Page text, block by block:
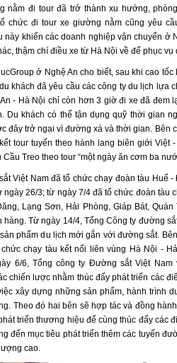
nằm đi tour đã trở thành xu hướng,
chức đi tour xe giường nằm cũng yêu
khiến các doanh nghiệp vận chuyển ở
thậm chí điều xe từ Hà Nội về để phục vụ
ở Nghệ An cho biết, sau khi cao tốc
khách đã yêu cầu các công ty du lịch lựa
- Hà Nội chỉ còn hơn 3 giờ đi xe đã đem
Du khách có thể tận dụng quỹ thời gian
đây trở ngại vì đường xá và thời gian. Bên
tour tuyến theo hành lang biên giới Việt
Treo theo tour “một ngày ăn cơm ba
Việt Nam đã tổ chức chạy đoàn tàu Huế
ngày 26/3; từ ngày 7/4 đã tổ chức đoàn tàu
Lạng Sơn, Hải Phòng, Giáp Bát, Quán
hàng. Từ ngày 14/4, Tổng Công ty đường
phẩm du lịch mới gắn với đường sắt.
chạy tàu kết nối liên vùng Hà Nội -
6/6, Tổng công ty Đường sắt Việt Nam
chiến lược nhằm thúc đẩy phát triển các
xây dựng những sản phẩm, hành trình
Theo đó hai bên sẽ hợp tác và đồng
triển thương hiệu để cùng thúc đẩy các
đến mục tiêu phát triển thêm các tuyến
cao.